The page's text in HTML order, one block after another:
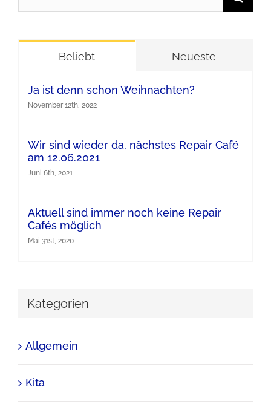
Beliebt Neueste
Ja ist denn schon Weihnachten?
November 12th, 2022
Wir sind wieder da, nächstes Repair Café
am 12.06.2021
Juni 6th, 2021
Aktuell sind immer noch keine Repair
Cafés möglich
Mai 31st, 2020
Kategorien
Allgemein
Kita